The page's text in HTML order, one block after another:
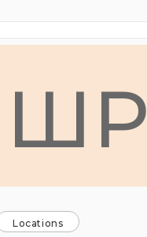
ШР
Locations